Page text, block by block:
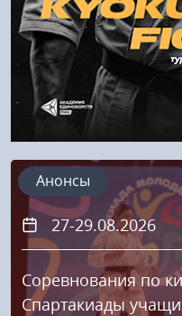
27-29.08.2026
Соревнования по
Спартакиады
Анонсы